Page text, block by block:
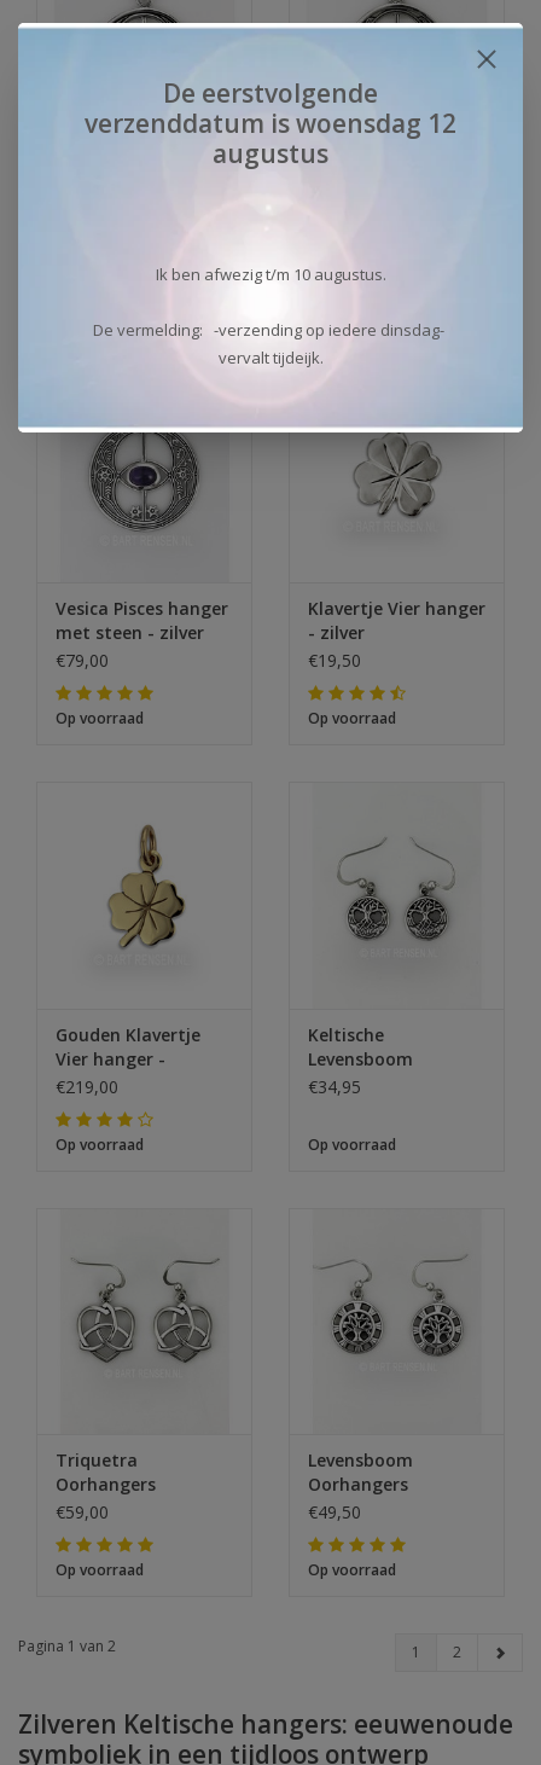
Vesica Pisces hanger
met steen - zilver
€79,00
Op voorraad
Klavertje Vier hanger
- zilver
€19,50
Op voorraad
Gouden Klavertje
Vier hanger -
€219,00
Op voorraad
Keltische
Levensboom
Oorhangers
€34,95
Op voorraad
Triquetra
Oorhangers
€59,00
Op voorraad
Levensboom
Oorhangers
€49,50
Op voorraad
Pagina 1 van 2 1 2
Zilveren Keltische hangers: eeuwenoude
symboliek in een tijdloos ontwerp
De eerstvolgende
verzenddatum is woensdag 12
augustus
Ik ben afwezig t/m 10 augustus.
De vermelding: -verzending op iedere dinsdag-
vervalt tijdeijk.